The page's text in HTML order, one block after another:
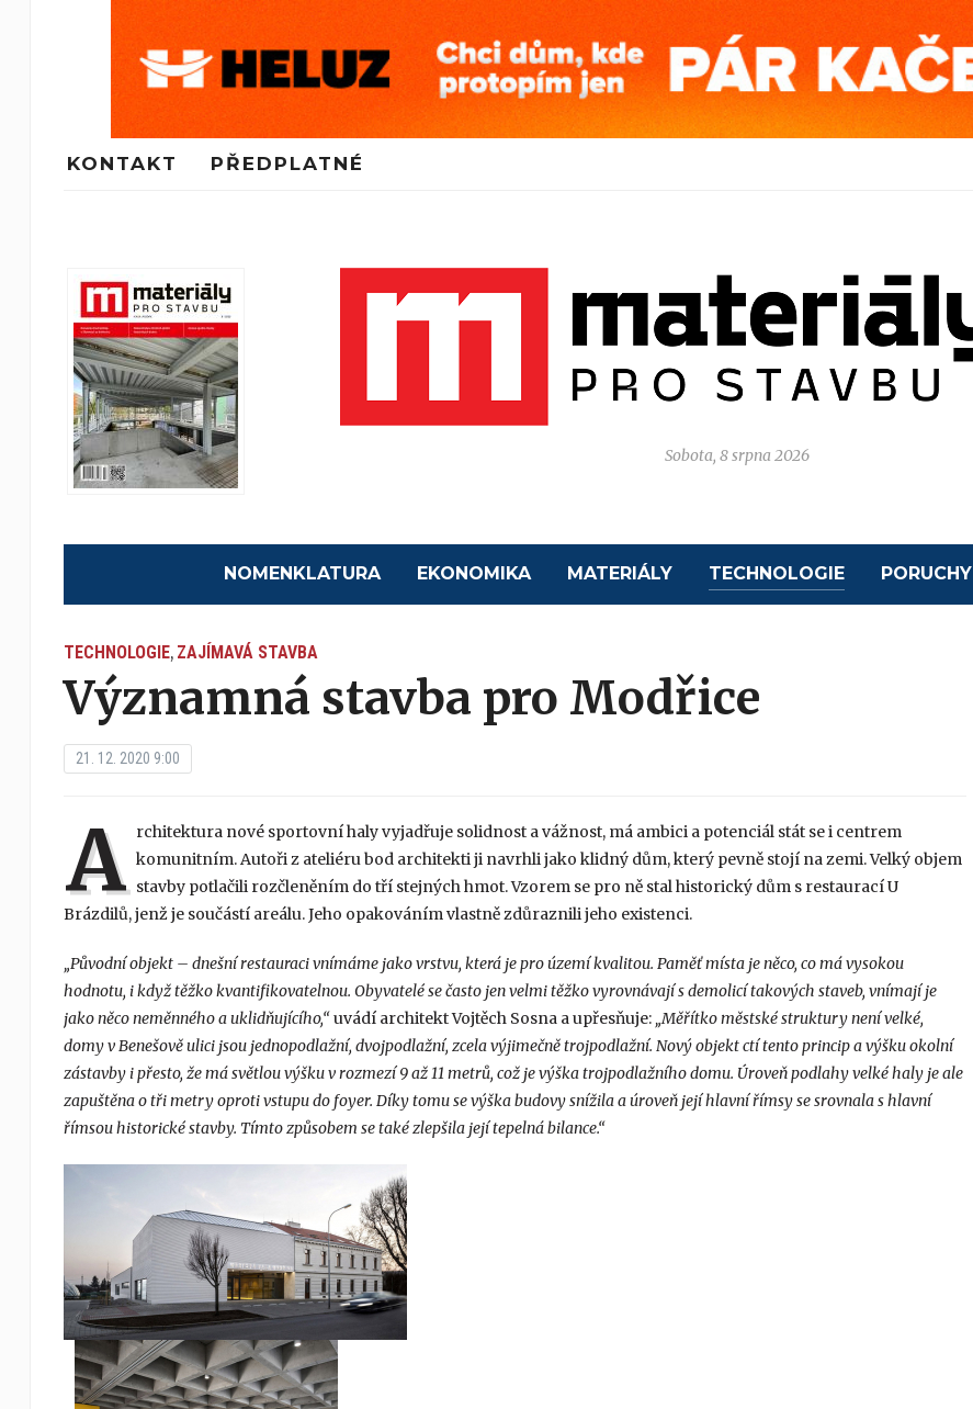
KONTAKT PŘEDPLATNÉ
Sobota, 8 srpna 2026
NOMENKLATURA EKONOMIKA MATERIÁLY TECHNOLOGIE PORUCHY
TECHNOLOGIE, ZAJÍMAVÁ STAVBA
Významná stavba pro Modřice
21. 12. 2020 9:00
A
rchitektura nové sportovní haly vyjadřuje solidnost a vážnost, má ambici a potenciál stát se i centrem
komunitním. Autoři z ateliéru bod architekti ji navrhli jako klidný dům, který pevně stojí na zemi. Velký objem
stavby potlačili rozčleněním do tří stejných hmot. Vzorem se pro ně stal historický dům s restaurací U
Brázdilů, jenž je součástí areálu. Jeho opakováním vlastně zdůraznili jeho existenci.
„Původní objekt – dnešní restauraci vnímáme jako vrstvu, která je pro území kvalitou. Paměť místa je něco, co má vysokou
hodnotu, i když těžko kvantifikovatelnou. Obyvatelé se často jen velmi těžko vyrovnávají s demolicí takových staveb, vnímají je
jako něco neměnného a uklidňujícího,“ uvádí architekt Vojtěch Sosna a upřesňuje:„Měřítko městské struktury není velké,
domy v Benešově ulici jsou jednopodlažní, dvojpodlažní, zcela výjimečně trojpodlažní. Nový objekt ctí tento princip a výšku okolní
zástavby i přesto, že má světlou výšku v rozmezí 9 až 11 metrů, což je výška trojpodlažního domu. Úroveň podlahy velké haly je ale
zapuštěna o tři metry oproti vstupu do foyer. Díky tomu se výška budovy snížila a úroveň její hlavní římsy se srovnala s hlavní
římsou historické stavby. Tímto způsobem se také zlepšila její tepelná bilance.“